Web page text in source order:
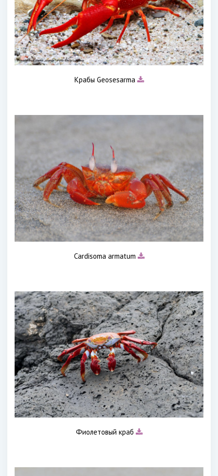
Крабы Geosesarma
Cardisoma armatum
Фиолетовый краб